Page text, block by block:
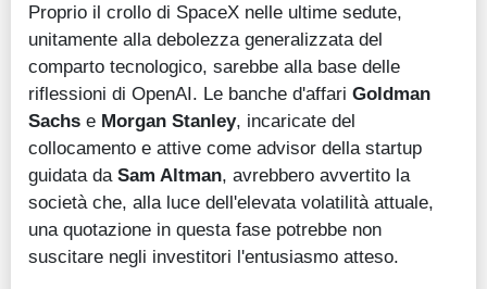
Proprio il crollo di SpaceX nelle ultime sedute,
unitamente alla debolezza generalizzata del
comparto tecnologico, sarebbe alla base delle
riflessioni di OpenAI. Le banche d'affari Goldman
Sachs e Morgan Stanley, incaricate del
collocamento e attive come advisor della startup
guidata da Sam Altman, avrebbero avvertito la
società che, alla luce dell'elevata volatilità attuale,
una quotazione in questa fase potrebbe non
suscitare negli investitori l'entusiasmo atteso.